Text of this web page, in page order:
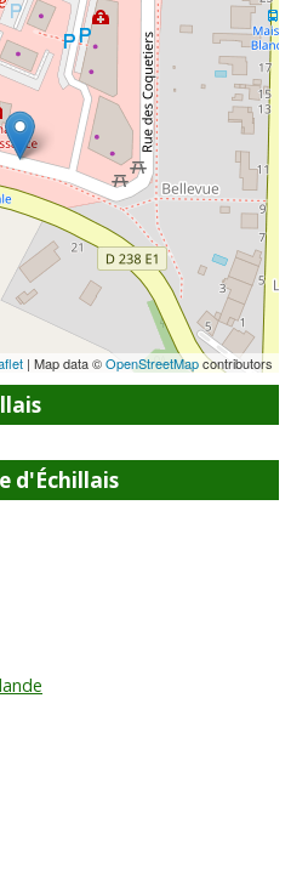
| Map data ©OpenStreetMapcontributors
d'Échillais